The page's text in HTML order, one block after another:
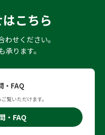
こちら
せください。
承ります。
・FAQ
覧いただけます。
・FAQ